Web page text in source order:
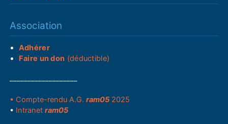
Association
Adhérer
Faire un don (déductible)
• Compte-rendu A.G.ram05 2025
• Intranetram05